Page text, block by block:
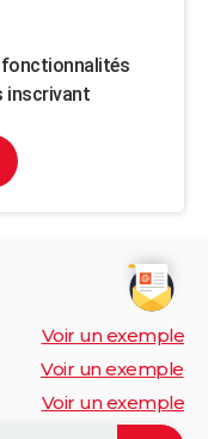
fonctionnalités
inscrivant
Voir un exemple
Voir un exemple
Voir un exemple